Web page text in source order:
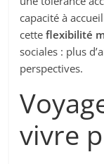
capacité à
cetteflexibilité
sociales : plus
perspectives.
vivre